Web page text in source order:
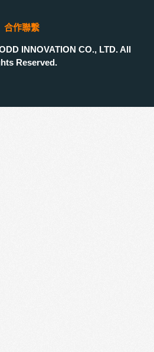
合作聯繫
INNOVATION CO., LTD. All
Reserved.